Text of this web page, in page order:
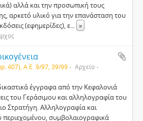
αλλά και την προσωπική τους
αρκετό υλικό για την επανάσταση του
(εφημερίδες), ε... »
407), A.E. 9/97, 39/99
Αρχείο
έγγραφα από την Κεφαλονιά
του Γεράσιμου και αλληλογραφία του
Στρατήγη. Αλληλογραφία και
περιεχομένου, συμβολαιογραφικά